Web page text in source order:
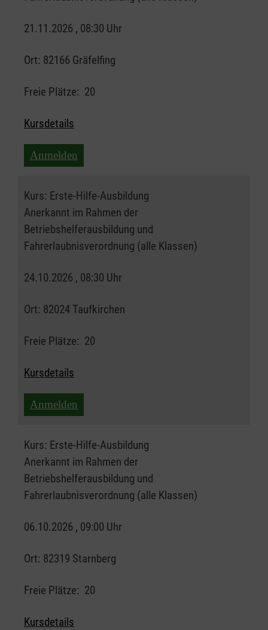
21.11.2026 , 08:30 Uhr
Ort: 82166 Gräfelfing
Freie Plätze: 20
Kursdetails
Anmelden
Kurs: Erste-Hilfe-Ausbildung
Anerkannt im Rahmen der
Betriebshelferausbildung und
Fahrerlaubnisverordnung (alle Klassen)
24.10.2026 , 08:30 Uhr
Ort: 82024 Taufkirchen
Freie Plätze: 20
Kursdetails
Anmelden
Kurs: Erste-Hilfe-Ausbildung
Anerkannt im Rahmen der
Betriebshelferausbildung und
Fahrerlaubnisverordnung (alle Klassen)
06.10.2026 , 09:00 Uhr
Ort: 82319 Starnberg
Freie Plätze: 20
Kursdetails